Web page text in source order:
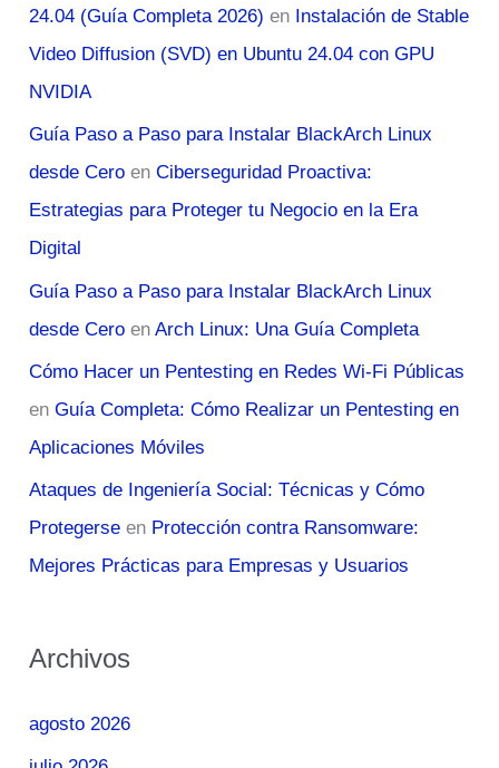
24.04 (Guía Completa 2026) en Instalación de Stable
Video Diffusion (SVD) en Ubuntu 24.04 con GPU
NVIDIA
Guía Paso a Paso para Instalar BlackArch Linux
desde Cero enCiberseguridad Proactiva:
Estrategias para Proteger tu Negocio en la Era
Digital
Guía Paso a Paso para Instalar BlackArch Linux
desde Cero enArch Linux: Una Guía Completa
Cómo Hacer un Pentesting en Redes Wi-Fi Públicas
enGuía Completa: Cómo Realizar un Pentesting en
Aplicaciones Móviles
Ataques de Ingeniería Social: Técnicas y Cómo
Protegerse en Protección contra Ransomware:
Mejores Prácticas para Empresas y Usuarios
Archivos
agosto 2026